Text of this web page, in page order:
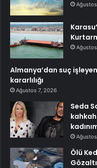
Almanya’dan suç işleyen
kararlılığı
Ağustos 7, 2026
Seda
Ölü